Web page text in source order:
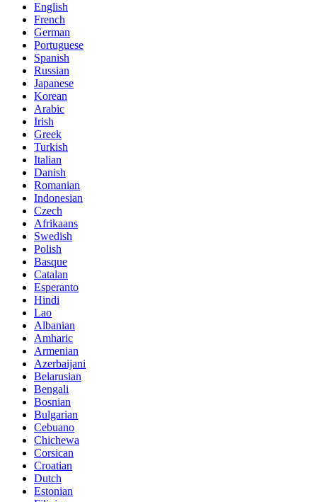
English
French
German
Portuguese
Spanish
Russian
Japanese
Korean
Arabic
Irish
Greek
Turkish
Italian
Danish
Romanian
Indonesian
Czech
Afrikaans
Swedish
Polish
Basque
Catalan
Esperanto
Hindi
Lao
Albanian
Amharic
Armenian
Azerbaijani
Belarusian
Bengali
Bosnian
Bulgarian
Cebuano
Chichewa
Corsican
Croatian
Dutch
Estonian